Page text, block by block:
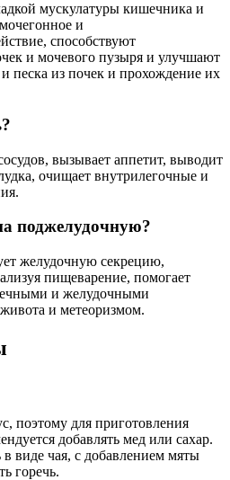
мускулатуры кишечника и
и
способствуют
и мочевого пузыря и улучшают
песка из почек и прохождение их
вызывает аппетит, выводит
очищает внутрилегочные и
поджелудочную?
желудочную секрецию,
пищеварение, помогает
и желудочными
и метеоризмом.
поэтому для приготовления
добавлять мед или сахар.
виде чая, с добавлением мяты
горечь.